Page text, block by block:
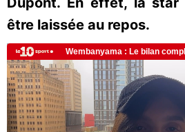
être laissée au repos.